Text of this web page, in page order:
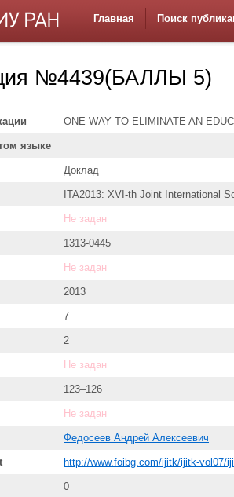
Главная Поиск
№4439(БАЛЛЫ 5)
ONE WAY TO ELIMINATE AN
языке
Доклад
ITA2013: XVI-th Joint International
Не задан
1313-0445
Не задан
2013
7
2
Не задан
123–126
Не задан
Федосеев Андрей Алексеевич
http://www.foibg.com/ijitk/ijitk-vol07/
0